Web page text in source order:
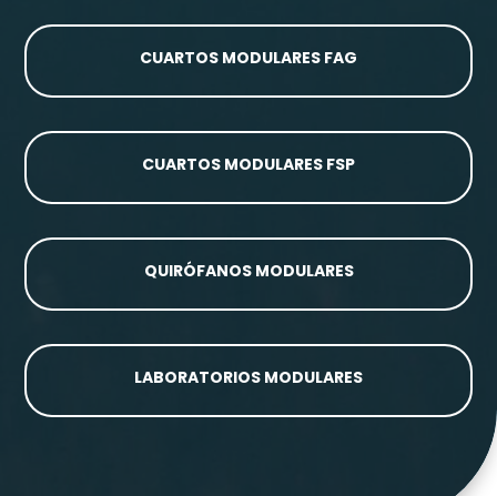
CUARTOS MODULARES FAG
CUARTOS MODULARES FSP
QUIRÓFANOS MODULARES
LABORATORIOS MODULARES